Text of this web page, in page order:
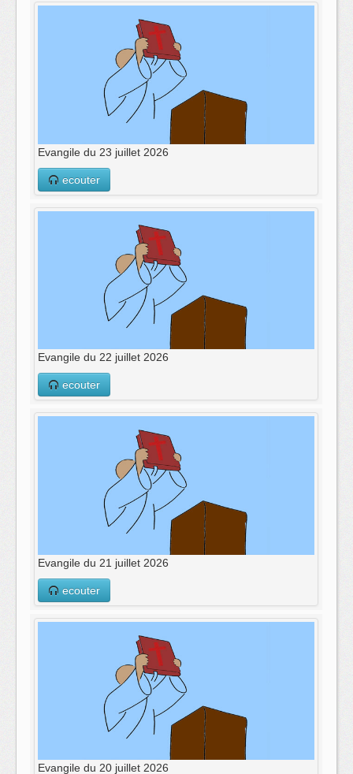
Evangile du 23 juillet 2026
ecouter
Evangile du 22 juillet 2026
ecouter
Evangile du 21 juillet 2026
ecouter
Evangile du 20 juillet 2026